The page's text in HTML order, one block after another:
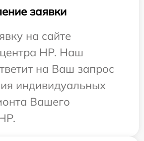
заявки
на сайте
HP. Наш
на Ваш запрос
индивидуальных
Вашего